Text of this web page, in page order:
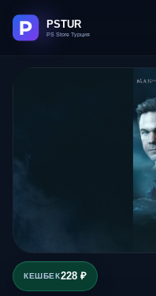
КЕШБЕК228 ₽